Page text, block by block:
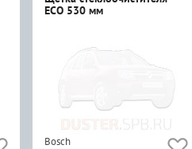
ECO 530 мм
Bosch